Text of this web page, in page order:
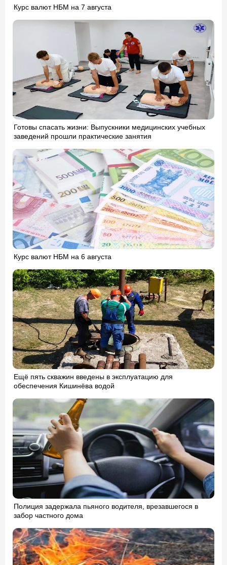
Курс валют НБМ на 7 августа
Готовы спасать жизни: Выпускники медицинских учебных
заведений прошли практические занятия
Курс валют НБМ на 6 августа
Ещё пять скважин введены в эксплуатацию для
обеспечения Кишинёва водой
Полиция задержала пьяного водителя, врезавшегося в
забор частного дома